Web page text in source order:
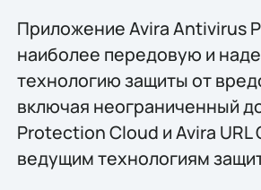
Приложение Avira Antivirus
наиболее передовую и
технологию защиты от
включая неограниченный
Protection Cloud и Avira URL
ведущим технологиям